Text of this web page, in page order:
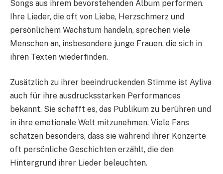
Songs aus ihrem bevorstehenden Album performen.
Ihre Lieder, die oft von Liebe, Herzschmerz und
persönlichem Wachstum handeln, sprechen viele
Menschen an, insbesondere junge Frauen, die sich in
ihren Texten wiederfinden.
Zusätzlich zu ihrer beeindruckenden Stimme ist Ayliva
auch für ihre ausdrucksstarken Performances
bekannt. Sie schafft es, das Publikum zu berühren und
in ihre emotionale Welt mitzunehmen. Viele Fans
schätzen besonders, dass sie während ihrer Konzerte
oft persönliche Geschichten erzählt, die den
Hintergrund ihrer Lieder beleuchten.